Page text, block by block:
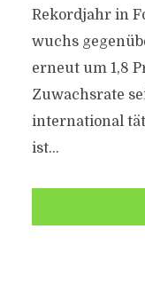
Rekordjahr in
wuchs
erneut um 1,8
Zuwachsrate
international
ist...